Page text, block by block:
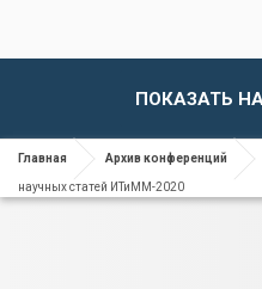
ПОКАЗАТЬ
Главная Архив конференций
научных статей ИТиММ-2020